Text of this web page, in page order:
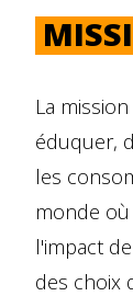
La
éduquer,
les
monde
l'impact
des choix